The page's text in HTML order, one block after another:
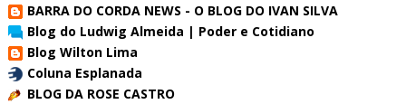
BARRA DO CORDA NEWS - O BLOG DO IVAN SILVA
Blog do Ludwig Almeida | Poder e Cotidiano
Blog Wilton Lima
Coluna Esplanada
BLOG DA ROSE CASTRO